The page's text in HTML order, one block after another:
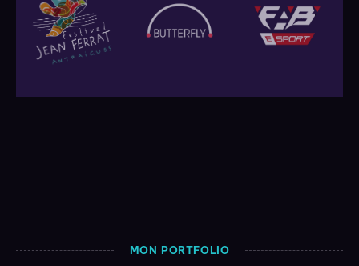
MON PORTFOLIO